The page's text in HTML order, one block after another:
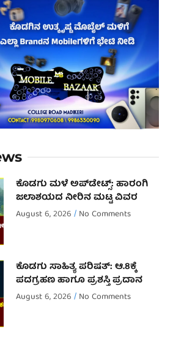
ಕೊಡಗು ಮಳೆ ಅಪ್‌ಡೇಟ್ಸ್: ಹಾರಂಗಿ
ಜಲಾಶಯದ ನೀರಿನ ಮಟ್ಟ ವಿವರ
August 6, 2026 No Comments
ಕೊಡಗು ಸಾಹಿತ್ಯ ಪರಿಷತ್: ಆ.8ಕ್ಕೆ
ಪದಗ್ರಹಣ ಹಾಗೂ ಪ್ರಶಸ್ತಿ ಪ್ರದಾನ
August 6, 2026 No Comments